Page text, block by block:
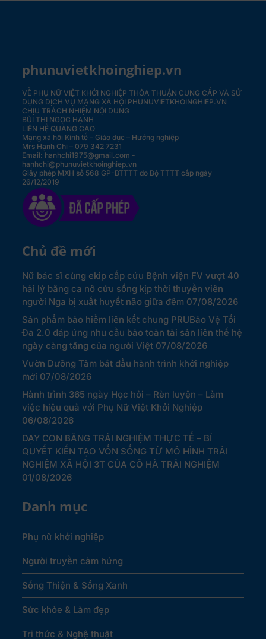
phunuvietkhoinghiep.vn
VỀ PHỤ NỮ VIỆT KHỞI NGHIỆPTHỎA THUẬN CUNG CẤP VÀ SỬ
DỤNG DỊCH VỤ MẠNG XÃ HỘI PHUNUVIETKHOINGHIEP.VN
CHỊU TRÁCH NHIỆM NỘI DUNG
BÙI THỊ NGỌC HẠNH
LIÊN HỆ QUẢNG CÁO
Mạng xã hội Kinh tế – Giáo dục – Hướng nghiệp
Mrs Hạnh Chi – 079 342 7231
Email: hanhchi1975@gmail.com -
hanhchi@phunuvietkhoinghiep.vn
Giấy phép MXH số 568 GP-BTTTT do Bộ TTTT cấp ngày
26/12/2019
Chủ đề mới
Nữ bác sĩ cùng ekip cấp cứu Bệnh viện FV vượt 40
hải lý bằng ca nô cứu sống kịp thời thuyền viên
người Nga bị xuất huyết não giữa đêm 07/08/2026
Sản phẩm bảo hiểm liên kết chung PRUBảo Vệ Tối
Đa 2.0 đáp ứng nhu cầu bảo toàn tài sản liên thế hệ
ngày càng tăng của người Việt 07/08/2026
Vườn Dưỡng Tâm bắt đầu hành trình khởi nghiệp
mới 07/08/2026
Hành trình 365 ngày Học hỏi – Rèn luyện – Làm
việc hiệu quả với Phụ Nữ Việt Khởi Nghiệp
06/08/2026
DẠY CON BẰNG TRẢI NGHIỆM THỰC TẾ – BÍ
QUYẾT KIẾN TẠO VỐN SỐNG TỪ MÔ HÌNH TRẢI
NGHIỆM XÃ HỘI 3T CỦA CÔ HÀ TRẢI NGHIỆM
01/08/2026
Danh mục
Phụ nữ khởi nghiệp
Người truyền cảm hứng
Sống Thiện & Sống Xanh
Sức khỏe & Làm đẹp
Tri thức & Nghệ thuật